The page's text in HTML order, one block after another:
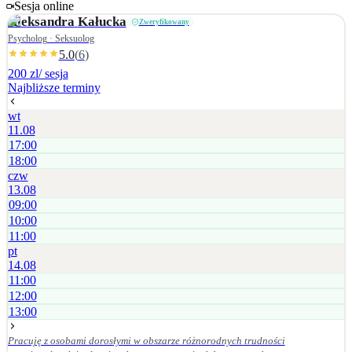
dalszych kroków w atmosferze współpracy i zaufania.
Sesja online
Aleksandra Kałucka Zweryfikowany
Psycholog · Seksuolog
5.0(6)
200 zl/ sesja
Najbliższe terminy
wt
11.08
17:00
18:00
czw
13.08
09:00
10:00
11:00
pt
14.08
11:00
12:00
13:00
Pracuję z osobami dorosłymi w obszarze różnorodnych trudności